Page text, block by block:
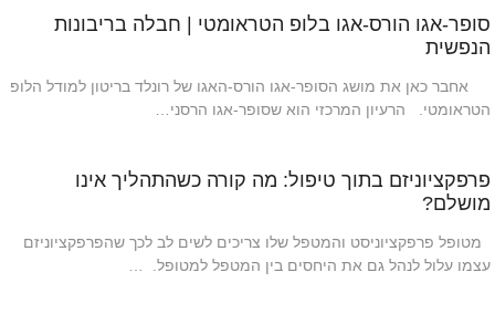
סופר-אגו הורס-אגו בלופ הטראומטי | חבלה בריבונות
הנפשית
אחבר כאן את מושג הסופר-אגו הורס-האגו של רונלד בריטון למודל הלופ
הטראומטי. הרעיון המרכזי הוא שסופר-אגו הרסני…
פרפקציוניזם בתוך טיפול: מה קורה כשהתהליך אינו
מושלם?
מטופל פרפקציוניסט והמטפל שלו צריכים לשים לב לכך שהפרפקציוניזם
עצמו עלול לנהל גם את היחסים בין המטפל למטופל. …